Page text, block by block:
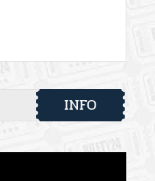
INFO